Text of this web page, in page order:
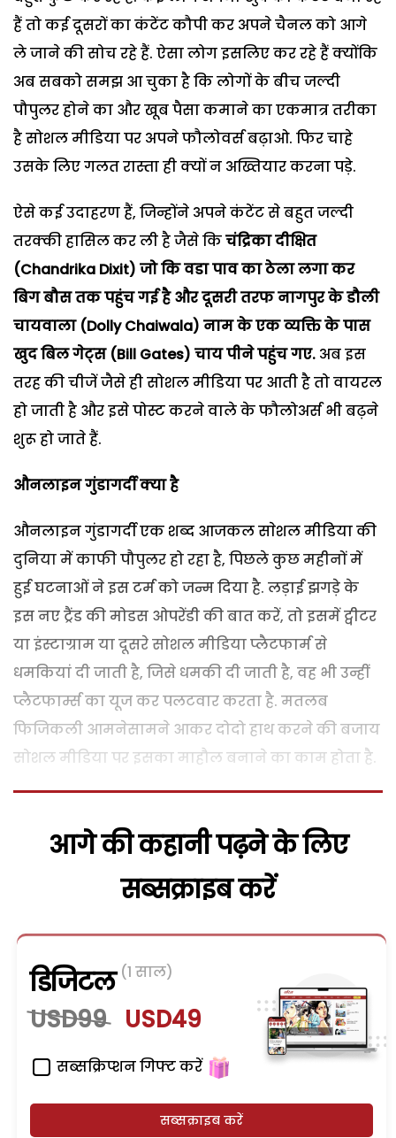
हैं तो कई दूसरों का कंटेंट कौपी कर अपने चैनल को आगे
ले जाने की सोच रहे हैं. ऐसा लोग इसलिए कर रहे हैं क्योंकि
अब सबको समझ आ चुका है कि लोगों के बीच जल्दी
पौपुलर होने का और खूब पैसा कमाने का एकमात्र तरीका
है सोशल मीडिया पर अपने फौलोवर्स बढ़ाओ. फिर चाहे
उसके लिए गलत रास्ता ही क्यों न अख्तियार करना पड़े.
ऐसे कई उदाहरण हैं, जिन्होंने अपने कंटेंट से बहुत जल्दी
तरक्की हासिल कर ली है जैसे किचंद्रिका दीक्षित
(Chandrika Dixit) जो कि वडा पाव का ठेला लगा कर
बिग बौस तक पहुंच गई है और दूसरी तरफ नागपुर के डौली
चायवाला (Dolly Chaiwala) नाम के एक व्यक्ति के पास
खुद बिल गेट्स (Bill Gates) चाय पीने पहुंच गए. अब इस
तरह की चीजें जैसे ही सोशल मीडिया पर आती है तो वायरल
हो जाती है और इसे पोस्ट करने वाले के फौलोअर्स भी बढ़ने
शुरू हो जाते हैं.
औनलाइन गुंडागर्दी क्या है
औनलाइन गुंडागर्दी एक शब्द आजकल साेशल मीडिया की
दुनिया में काफी पौपुलर हो रहा है, पिछले कुछ महीनों में
हुई घटनाओं ने इस टर्म को जन्म दिया है. लड़ाई झगड़े के
इस नए ट्रैंड की मोडस ओपरेंडी की बात करें, तो इसमें ट्वीटर
या इंस्टाग्राम या दूसरे सोशल मीडिया प्लैटफार्म से
धमकियां दी जाती है, जिसे धमकी दी जाती है, वह भी उन्हीं
प्लैटफार्म्स का यूज कर पलटवार करता है. मतलब
फिजिकली आमनेसामने आकर दोदो हाथ करने की बजाय
सोशल मीडिया पर इसका माहौल बनाने का काम होता है.
आगे की कहानी पढ़ने के लिए
सब्सक्राइब करें
डिजिटल (1 साल)
USD99 USD49
सब्सक्रिप्शन गिफ्ट करें
सब्सक्राइब करें